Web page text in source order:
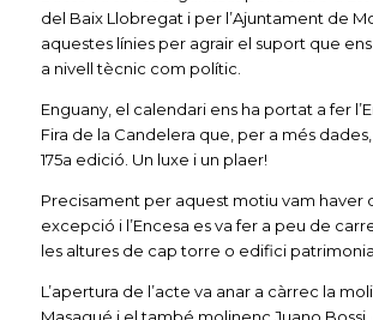
del Baix Llobregat i per l’Ajuntament de
aquestes línies per agrair el suport que
a nivell tècnic com polític.
Enguany, el calendari ens ha portat a fer
Fira de la Candelera que, per a més
175a edició. Un luxe i un plaer!
Precisament per aquest motiu vam haver
excepció i l’Encesa es va fer a peu de
les altures de cap torre o edifici
L’apertura de l’acte va anar a càrrec la